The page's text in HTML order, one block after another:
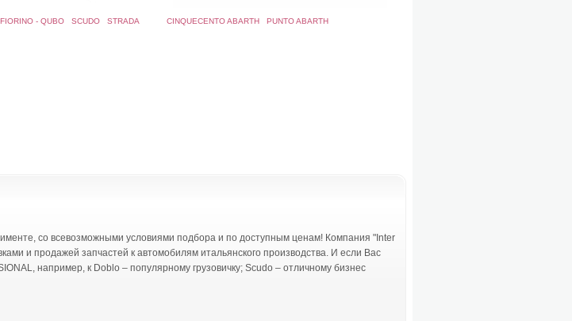
- QUBO SCUDO STRADA
CINQUECENTO ABARTH PUNTO ABARTH
со всевозможными условиями подбора и по доступным ценам! Компания "Inter
и продажей запчастей к автомобилям итальянского производства. И если Вас
например, к Doblo – популярному грузовичку; Scudo – отличному бизнес